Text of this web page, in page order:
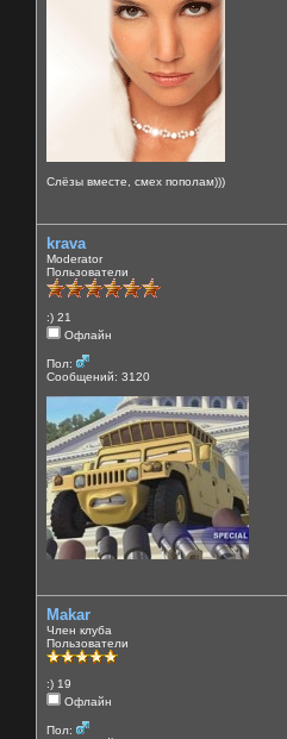
Слёзы вместе, смех пополам)))
krava
Moderator
Пользователи
:) 21
Офлайн
Пол:
Сообщений: 3120
Makar
Член клуба
Пользователи
:) 19
Офлайн
Пол: